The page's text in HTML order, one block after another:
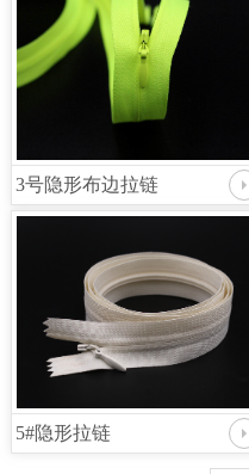
3号隐形布边拉链
5#隐形拉链